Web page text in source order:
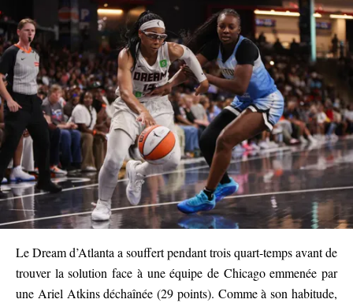
Le Dream d’Atlanta a souffert pendant trois quart-temps avant de
trouver la solution face à une équipe de Chicago emmenée par
une Ariel Atkins déchaînée (29 points). Comme à son habitude,